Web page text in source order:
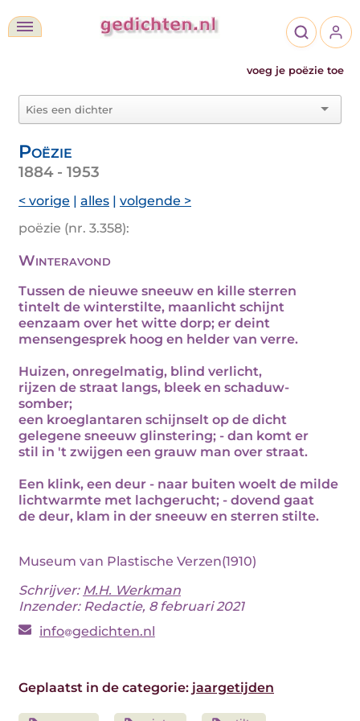
voeg je poëzie toe
Poëzie
1884 - 1953
< vorige | alles | volgende >
poëzie (nr. 3.358):
Winteravond
Tussen de nieuwe sneeuw en kille sterren
tintelt de winterstilte, maanlicht schijnt
eenzaam over het witte dorp; er deint
mensengesprek hoog en helder van verre.
Huizen, onregelmatig, blind verlicht,
rijzen de straat langs, bleek en schaduw-
somber;
een kroeglantaren schijnselt op de dicht
gelegene sneeuw glinstering; - dan komt er
stil in 't zwijgen een grauw man over straat.
Een klink, een deur - naar buiten woelt de milde
lichtwarmte met lachgerucht; - dovend gaat
de deur, klam in der sneeuw en sterren stilte.
Museum van Plastische Verzen(1910)
Schrijver: M.H. Werkman
Inzender: Redactie, 8 februari 2021
info gedichten.nl
Geplaatst in de categorie: jaargetijden